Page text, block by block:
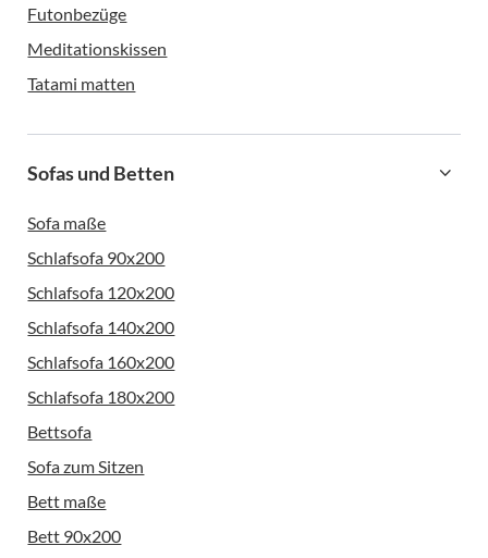
Futonbezüge
Meditationskissen
Tatami matten
Sofas und Betten
Sofa maße
Schlafsofa 90x200
Schlafsofa 120x200
Schlafsofa 140x200
Schlafsofa 160x200
Schlafsofa 180x200
Bettsofa
Sofa zum Sitzen
Bett maße
Bett 90x200